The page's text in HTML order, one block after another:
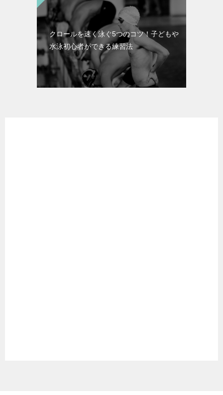
クロールを速く泳ぐ5つのコツ！子どもや
水泳初心者ができる練習法